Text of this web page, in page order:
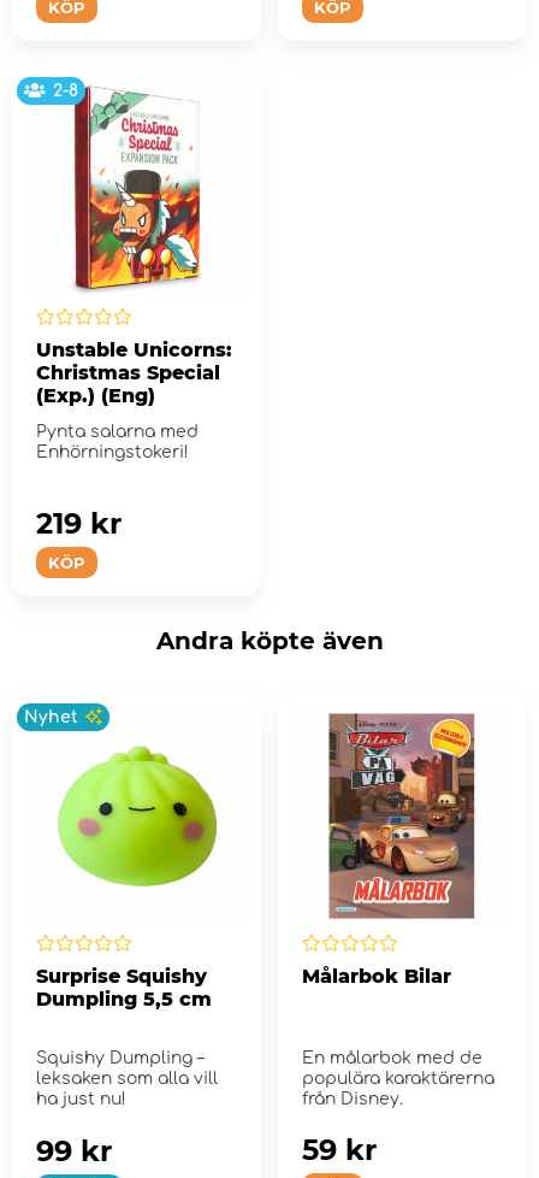
KÖP KÖP
2-8
Unstable Unicorns:
Christmas Special
(Exp.) (Eng)
Pynta salarna med
Enhörningstokeri!
KÖP
219 kr
Andra köpte även
Nyhet
Surprise Squishy
Dumpling 5,5 cm
Squishy Dumpling –
leksaken som alla vill
ha just nu!
99 kr
Målarbok Bilar
En målarbok med de
populära karaktärerna
från Disney.
59 kr